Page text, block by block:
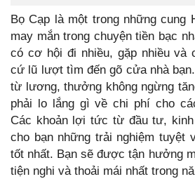
Bọ Cạp là một trong những cung
may mắn trong chuyện tiền bạc
có cơ hội đi nhiều, gặp nhiều và
cứ lũ lượt tìm đến gõ cửa nhà
từ lương, thưởng không ngừng
phải lo lắng gì về chi phí cho
Các khoản lợi tức từ đầu tư, kinh
cho bạn những trải nghiệm tuyệt
tốt nhất. Bạn sẽ được tận hưởng
tiện nghi và thoải mái nhất trong